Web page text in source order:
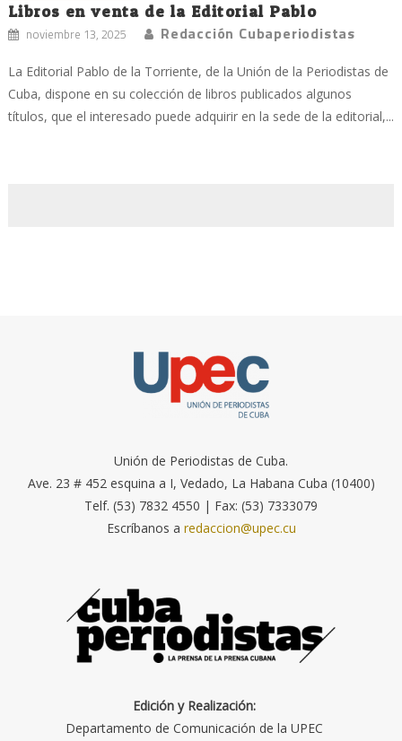
Libros en venta de la Editorial Pablo
noviembre 13, 2025 Redacción Cubaperiodistas
La Editorial Pablo de la Torriente, de la Unión de la Periodistas de
Cuba, dispone en su colección de libros publicados algunos
títulos, que el interesado puede adquirir en la sede de la editorial,...
Unión de Periodistas de Cuba.
Ave. 23 # 452 esquina a I, Vedado, La Habana Cuba (10400)
Telf. (53) 7832 4550 | Fax: (53) 7333079
Escríbanos a redaccion@upec.cu
Edición y Realización:
Departamento de Comunicación de la UPEC